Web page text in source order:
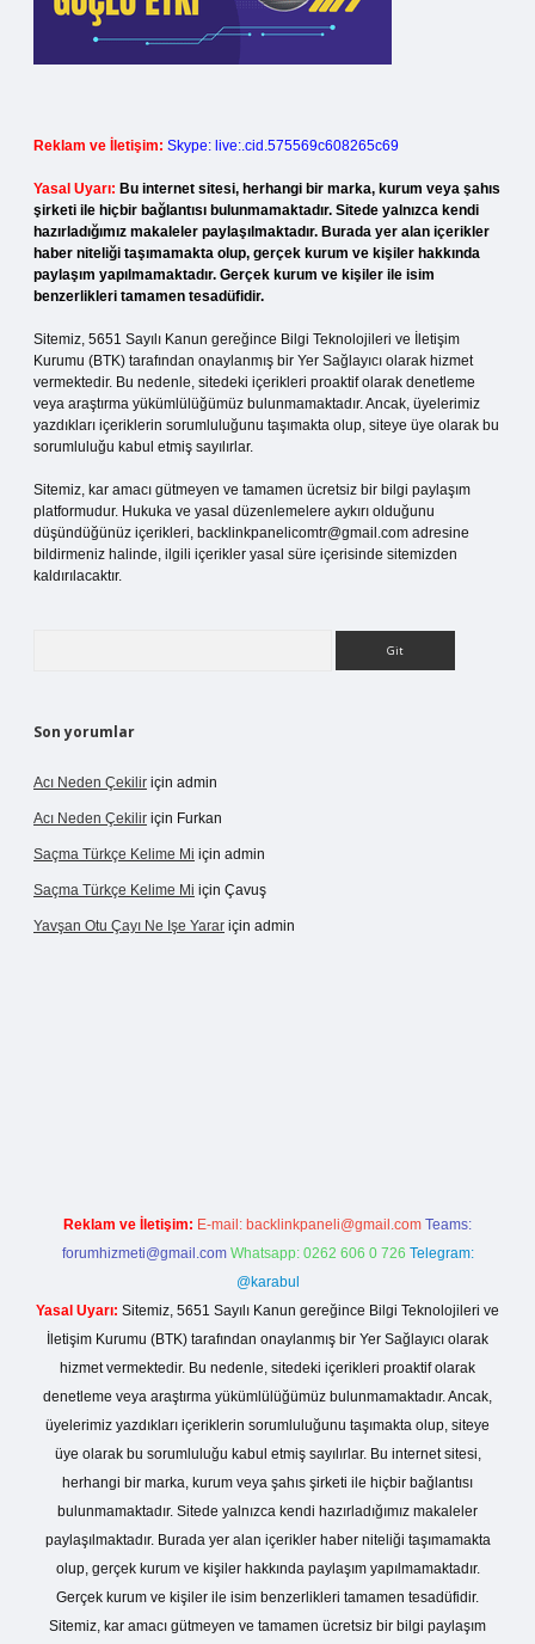
Reklam ve İletişim: Skype: live:.cid.575569c608265c69
Yasal Uyarı: Bu internet sitesi, herhangi bir marka, kurum veya şahıs
şirketi ile hiçbir bağlantısı bulunmamaktadır. Sitede yalnızca kendi
hazırladığımız makaleler paylaşılmaktadır. Burada yer alan içerikler
haber niteliği taşımamakta olup, gerçek kurum ve kişiler hakkında
paylaşım yapılmamaktadır. Gerçek kurum ve kişiler ile isim
benzerlikleri tamamen tesadüfidir.
Sitemiz, 5651 Sayılı Kanun gereğince Bilgi Teknolojileri ve İletişim
Kurumu (BTK) tarafından onaylanmış bir Yer Sağlayıcı olarak hizmet
vermektedir. Bu nedenle, sitedeki içerikleri proaktif olarak denetleme
veya araştırma yükümlülüğümüz bulunmamaktadır. Ancak, üyelerimiz
yazdıkları içeriklerin sorumluluğunu taşımakta olup, siteye üye olarak bu
sorumluluğu kabul etmiş sayılırlar.
Sitemiz, kar amacı gütmeyen ve tamamen ücretsiz bir bilgi paylaşım
platformudur. Hukuka ve yasal düzenlemelere aykırı olduğunu
düşündüğünüz içerikleri, backlinkpanelicomtr@gmail.com adresine
bildirmeniz halinde, ilgili içerikler yasal süre içerisinde sitemizden
kaldırılacaktır.
Son yorumlar
Acı Neden Çekilir için admin
Acı Neden Çekilir için Furkan
Saçma Türkçe Kelime Mi için admin
Saçma Türkçe Kelime Mi için Çavuş
Yavşan Otu Çayı Ne Işe Yarar için admin
Reklam ve İletişim: E-mail: backlinkpaneli@gmail.com Teams:
forumhizmeti@gmail.com Whatsapp: 0262 606 0 726 Telegram:
@karabul
Yasal Uyarı: Sitemiz, 5651 Sayılı Kanun gereğince Bilgi Teknolojileri ve
İletişim Kurumu (BTK) tarafından onaylanmış bir Yer Sağlayıcı olarak
hizmet vermektedir. Bu nedenle, sitedeki içerikleri proaktif olarak
denetleme veya araştırma yükümlülüğümüz bulunmamaktadır. Ancak,
üyelerimiz yazdıkları içeriklerin sorumluluğunu taşımakta olup, siteye
üye olarak bu sorumluluğu kabul etmiş sayılırlar. Bu internet sitesi,
herhangi bir marka, kurum veya şahıs şirketi ile hiçbir bağlantısı
bulunmamaktadır. Sitede yalnızca kendi hazırladığımız makaleler
paylaşılmaktadır. Burada yer alan içerikler haber niteliği taşımamakta
olup, gerçek kurum ve kişiler hakkında paylaşım yapılmamaktadır.
Gerçek kurum ve kişiler ile isim benzerlikleri tamamen tesadüfidir.
Sitemiz, kar amacı gütmeyen ve tamamen ücretsiz bir bilgi paylaşım